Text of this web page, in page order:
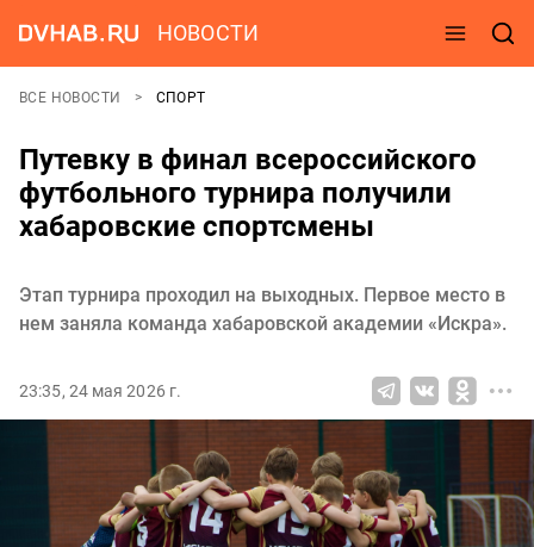
НОВОСТИ
ВСЕ НОВОСТИ СПОРТ
Путевку в финал всероссийского
футбольного турнира получили
хабаровские спортсмены
Этап турнира проходил на выходных. Первое место в
нем заняла команда хабаровской академии «Искра».
23:35, 24 мая 2026 г.